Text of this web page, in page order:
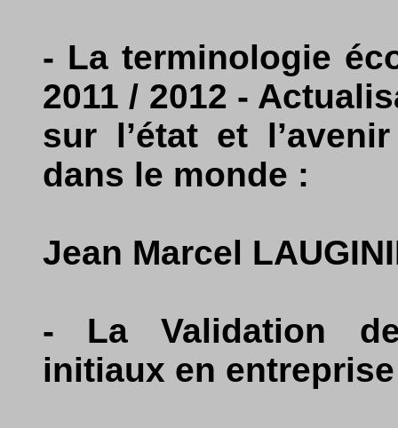
- La terminologie
2011 / 2012 -
sur l’état et
dans le monde :
Jean Marcel
- La Validation
initiaux en entreprise